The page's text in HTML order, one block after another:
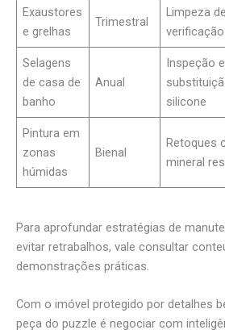
Exaustores
e grelhas
Trimestral
Limpeza
Selagens
de casa de
banho
Anual
Inspeção e
silicone
Pintura em
zonas
húmidas
Bienal
Retoques
mineral
Para aprofundar estratégias de
evitar retrabalhos, vale consultar
demonstrações práticas.
Com o imóvel protegido por detalhes
peça do puzzle é negociar com